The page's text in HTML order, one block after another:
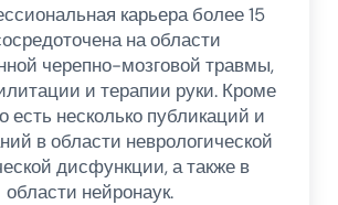
карьера более 15
на области
черепно-мозговой травмы,
и терапии руки. Кроме
есть несколько публикаций и
в области неврологической
дисфункции, а также в
области нейронаук.